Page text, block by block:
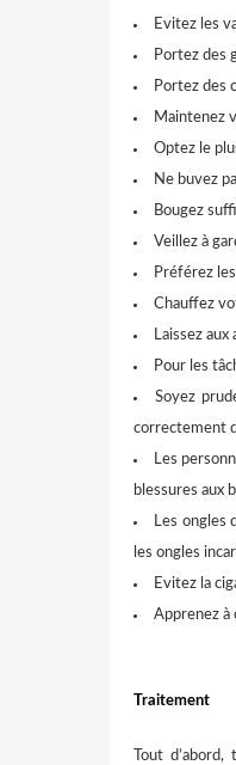
Evitez les
Portez des
Portez des
Maintenez
Optez le
Ne buvez
Bougez
Veillez à
Préférez
Chauffez
Laissez
Pour les
Soyez
correctement
Les
blessures aux
Les ongles
les ongles
Evitez la
Apprenez à
Traitement
Tout